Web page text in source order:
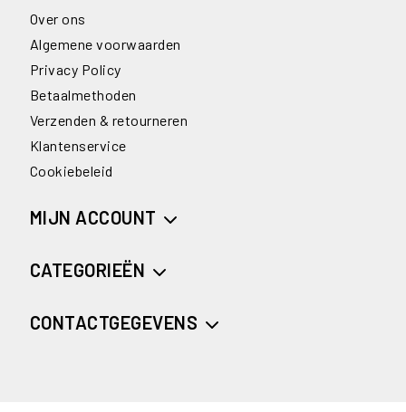
Over ons
Algemene voorwaarden
Privacy Policy
Betaalmethoden
Verzenden & retourneren
Klantenservice
Cookiebeleid
MIJN ACCOUNT
CATEGORIEËN
CONTACTGEGEVENS